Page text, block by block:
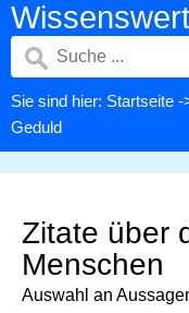
Sie sind hier: Startseite -
Geduld
Zitate über
Menschen
Auswahl an